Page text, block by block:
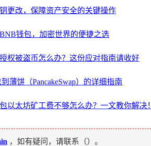
更改，保障资产安全的关键操作
钱包，加密世界的便捷之选
权被盗币怎么办？这份应对指南请收好
薄饼（PancakeSwap）的详细指南
以太坊矿工费不够怎么办？一文教你解决！
，如有疑问，请联系（）。